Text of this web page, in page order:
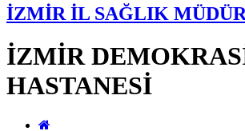
İZMİR İL SAĞLIK
İZMİR
HASTANESİ